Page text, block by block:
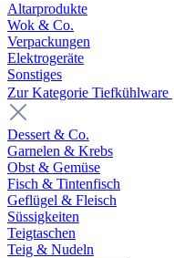
Altarprodukte
Wok & Co.
Verpackungen
Elektrogeräte
Sonstiges
Zur Kategorie Tiefkühlware
Dessert & Co.
Garnelen & Krebs
Obst & Gemüse
Fisch & Tintenfisch
Geflügel & Fleisch
Süssigkeiten
Teigtaschen
Teig & Nudeln